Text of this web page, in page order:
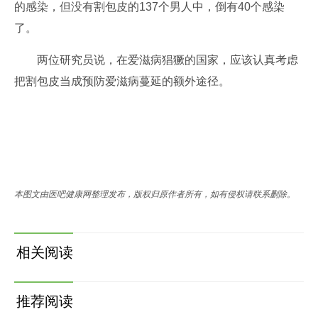
的感染，但没有割包皮的137个男人中，倒有40个感染
了。
两位研究员说，在爱滋病猖獗的国家，应该认真考虑
把割包皮当成预防爱滋病蔓延的额外途径。
本图文由医吧健康网整理发布，版权归原作者所有，如有侵权请联系删除。
相关阅读
推荐阅读